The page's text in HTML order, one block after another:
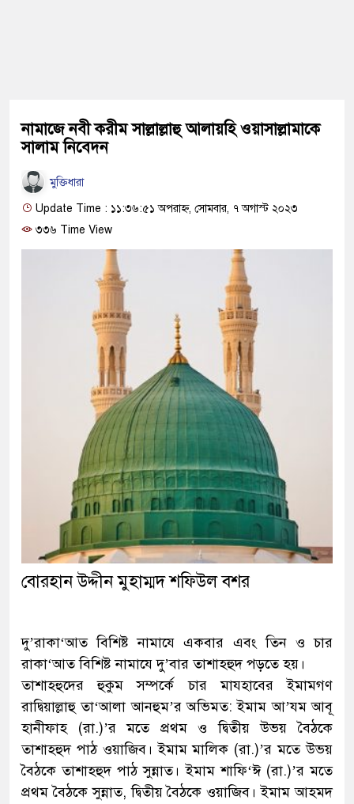
নামাজে নবী করীম সাল্লাল্লাহু আলায়হি ওয়াসাল্লামাকে
সালাম নিবেদন
মুক্তিধারা
Update Time : ১১:৩৬:৫১ অপরাহ্ন, সোমবার, ৭ অগাস্ট ২০২৩
৩৩৬ Time View
বোরহান উদ্দীন মুহাম্মদ শফিউল বশর
দু’রাকা‘আত বিশিষ্ট নামাযে একবার এবং তিন ও চার
রাকা‘আত বিশিষ্ট নামাযে দু’বার তাশাহহুদ পড়তে হয়।
তাশাহহুদের হুকুম সম্পর্কে চার মাযহাবের ইমামগণ
রাদ্বিয়াল্লাহু তা‘আলা আনহুম’র অভিমত: ইমাম আ’যম আবূ
হানীফাহ (রা.)’র মতে প্রথম ও দ্বিতীয় উভয় বৈঠকে
তাশাহহুদ পাঠ ওয়াজিব। ইমাম মালিক (রা.)’র মতে উভয়
বৈঠকে তাশাহহুদ পাঠ সুন্নাত। ইমাম শাফি‘ঈ (রা.)’র মতে
প্রথম বৈঠকে সুন্নাত, দ্বিতীয় বৈঠকে ওয়াজিব। ইমাম আহমদ